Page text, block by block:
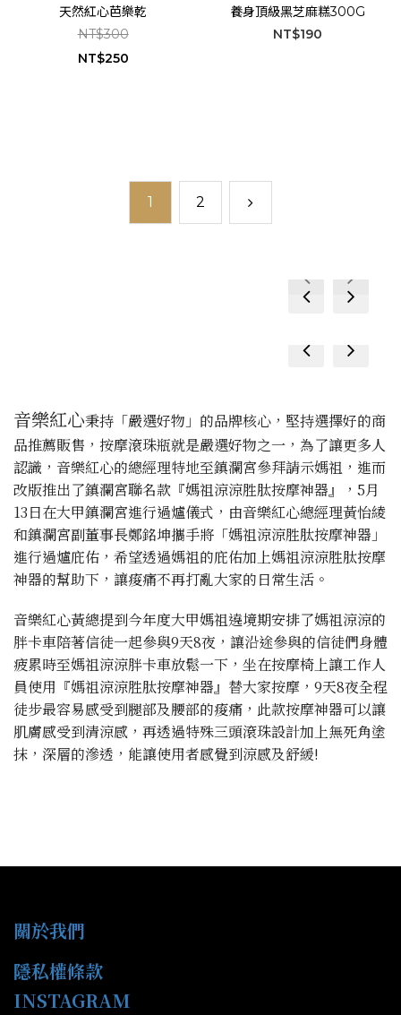
天然紅心芭樂乾
NT$300
NT$250
養身頂級黑芝麻糕300G
NT$190
1 2
prev
next
prev
next
prev next
音樂紅心秉持「嚴選好物」的品牌核心，堅持選擇好的商
品推薦販售，按摩滾珠瓶就是嚴選好物之一，為了讓更多人
認識，音樂紅心的總經理特地至鎮瀾宮參拜請示媽祖，進而
改版推出了鎮瀾宮聯名款『媽祖涼涼胜肽按摩神器』，5月
13日在大甲鎮瀾宮進行過爐儀式，由音樂紅心總經理黃怡綾
和鎮瀾宮副董事長鄭銘坤攜手將「媽祖涼涼胜肽按摩神器」
進行過爐庇佑，希望透過媽祖的庇佑加上媽祖涼涼胜肽按摩
神器的幫助下，讓痠痛不再打亂大家的日常生活。
音樂紅心黃總提到今年度大甲媽祖遶境期安排了媽祖涼涼的
胖卡車陪著信徒一起參與9天8夜，讓沿途參與的信徒們身體
疲累時至媽祖涼涼胖卡車放鬆一下，坐在按摩椅上讓工作人
員使用『媽祖涼涼胜肽按摩神器』替大家按摩，9天8夜全程
徒步最容易感受到腿部及腰部的痠痛，此款按摩神器可以讓
肌膚感受到清涼感，再透過特殊三頭滾珠設計加上無死角塗
抹，深層的滲透，能讓使用者感覺到涼感及舒緩!
關於我們
隱私權條款
INSTAGRAM